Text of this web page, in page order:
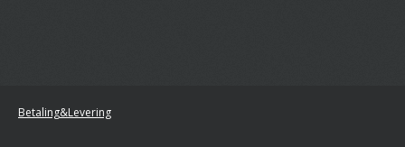
Betaling&Levering